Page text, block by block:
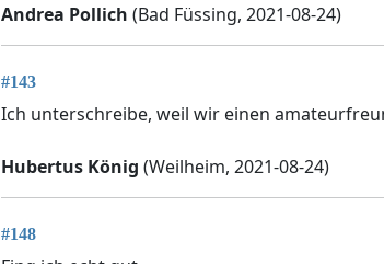
Andrea Pollich (Bad Füssing, 2021-08-24)
#143
Ich unterschreibe, weil wir einen
Hubertus König (Weilheim, 2021-08-24)
#148